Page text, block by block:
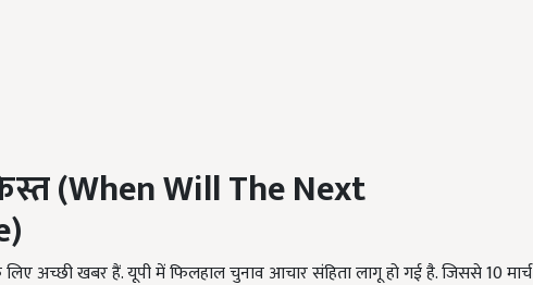
(When Will The Next
)
अच्छी खबर हैं. यूपी में फिलहाल चुनाव आचार संहिता लागू हो गई है. जिससे 10 मार्च